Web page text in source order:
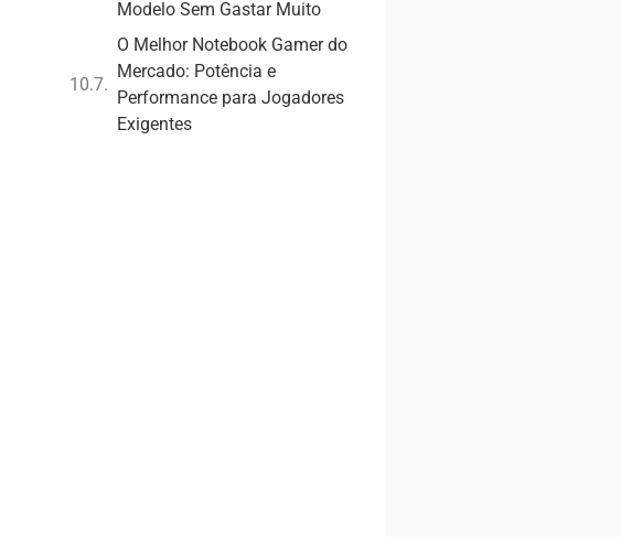
Modelo Sem Gastar Muito
O Melhor Notebook Gamer do
Mercado: Potência e
Performance para Jogadores
Exigentes